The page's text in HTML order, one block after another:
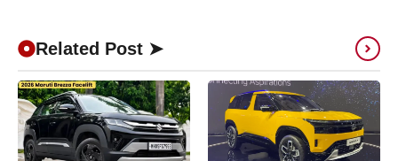
Related Post ➤